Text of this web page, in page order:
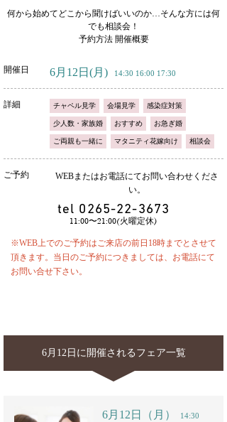
何から始めてどこから聞けばいいのか…そんな方には何
でも相談会！
予約方法 開催概要
開催日 6月12日 (月) 14:30 16:00 17:30
詳細 チャペル見学 会場見学 感染症対策
少人数・家族婚 おすすめ お急ぎ婚
ご両親も一緒に マタニティ花嫁向け 相談会
ご予約
WEBまたはお電話にてお問い合わせくださ
い。
tel 0265-22-3673
11:00〜21:00(火曜定休)
※WEB上でのご予約はご来店の前日18時までとさせて
頂きます。当日のご予約につきましては、お電話にて
お問い合せ下さい。
6月12日に開催されるフェア一覧
6月12日（月）
14:30